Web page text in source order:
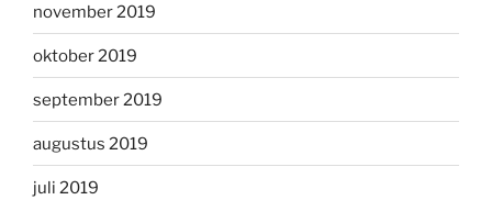
november 2019
oktober 2019
september 2019
augustus 2019
juli 2019